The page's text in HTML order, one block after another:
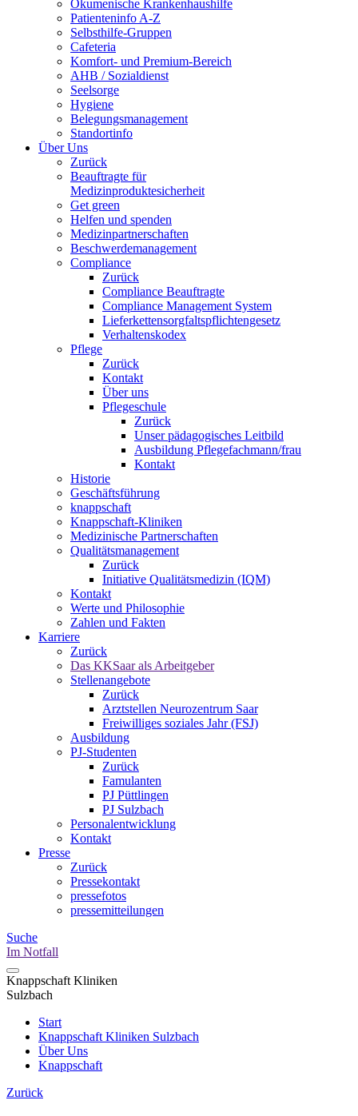
Ökumenische Krankenhaushilfe
Patienteninfo A-Z
Selbsthilfe-Gruppen
Cafeteria
Komfort- und Premium-Bereich
AHB / Sozialdienst
Seelsorge
Hygiene
Belegungsmanagement
Standortinfo
Über Uns
Zurück
Beauftragte für
Medizinproduktesicherheit
Get green
Helfen und spenden
Medizinpartnerschaften
Beschwerdemanagement
Compliance
Zurück
Compliance Beauftragte
Compliance Management System
Lieferkettensorgfaltspflichtengesetz
Verhaltenskodex
Pflege
Zurück
Kontakt
Über uns
Pflegeschule
Zurück
Unser pädagogisches Leitbild
Ausbildung Pflegefachmann/frau
Kontakt
Historie
Geschäftsführung
knappschaft
Knappschaft-Kliniken
Medizinische Partnerschaften
Qualitäts­management
Zurück
Initiative Qualitätsmedizin (IQM)
Kontakt
Werte und Philosophie
Zahlen und Fakten
Karriere
Zurück
Das KKSaar als Arbeitgeber
Stellenangebote
Zurück
Arztstellen Neurozentrum Saar
Freiwilliges soziales Jahr (FSJ)
Ausbildung
PJ-Studenten
Zurück
Famulanten
PJ Püttlingen
PJ Sulzbach
Personalentwicklung
Kontakt
Presse
Zurück
Pressekontakt
pressefotos
pressemitteilungen
Suche
Im Notfall
Knappschaft Kliniken
Sulzbach
Start
Knappschaft Kliniken Sulzbach
Über Uns
Knappschaft
Zurück